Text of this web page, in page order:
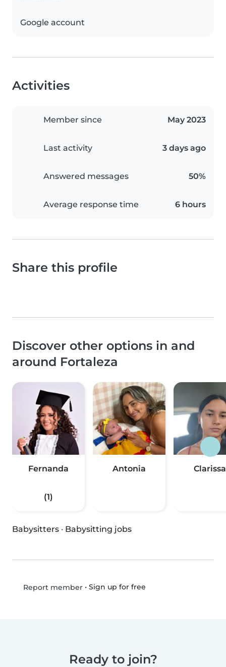
Google account
Activities
Member since May 2023
Last activity 3 days ago
Answered messages 50%
Average response time 6 hours
Share this profile
Discover other options in and
around Fortaleza
Fernanda
(1)
Antonia Clarissa
Babysitters · Babysitting jobs
Report member• Sign up for free
Ready to join?